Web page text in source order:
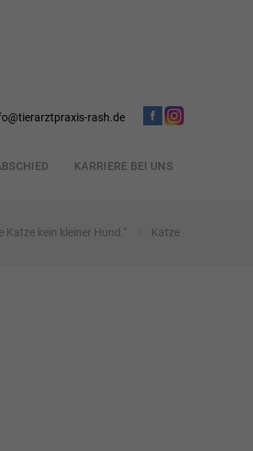
rash.de
KARRIERE BEI UNS
Katze kein kleiner Hund.“ Katze